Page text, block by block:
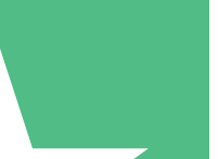
Individuais
de download. Sem